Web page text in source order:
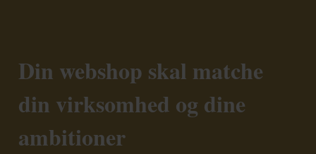
Din webshop skal matche
din virksomhed og dine
ambitioner